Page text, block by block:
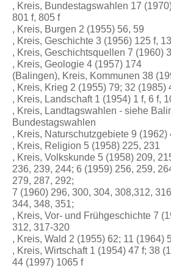
, Kreis, Bundestagswahlen 17
801 f, 805 f
, Kreis, Burgen 2 (1955) 56, 59
, Kreis, Geschichte 3 (1956) 125 f,
, Kreis, Geschichtsquellen 7 (1960)
, Kreis, Geologie 4 (1957) 174
(Balingen), Kreis, Kommunen 38
, Kreis, Krieg 2 (1955) 79; 32 (1985)
, Kreis, Landschaft 1 (1954) 1 f, 6 f,
, Kreis, Landtagswahlen - siehe
Bundestagswahlen
, Kreis, Naturschutzgebiete 9 (1962)
, Kreis, Religion 5 (1958) 225, 231
, Kreis, Volkskunde 5 (1958) 209,
236, 239, 244; 6 (1959) 256, 259,
279, 287, 292;
7 (1960) 296, 300, 304, 308,312,
344, 348, 351;
, Kreis, Vor- und Frühgeschichte 7
312, 317-320
, Kreis, Wald 2 (1955) 62; 11 (1964)
, Kreis, Wirtschaft 1 (1954) 47 f; 38
44 (1997) 1065 f